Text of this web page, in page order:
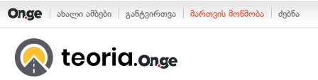
ახალი ამბები განტვირთვა მართვის მოწმობა ძებნა